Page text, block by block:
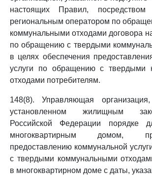
настоящих Правил,
региональным оператором по
коммунальными отходами договора
по обращению с твердыми
в целях обеспечения
услуги по обращению с твердыми
отходами потребителям.
148(8). Управляющая
установленном жилищным
Российской Федерации порядке
многоквартирным домом,
предоставлению коммунальной
с твердыми коммунальными
в многоквартирном доме с даты,